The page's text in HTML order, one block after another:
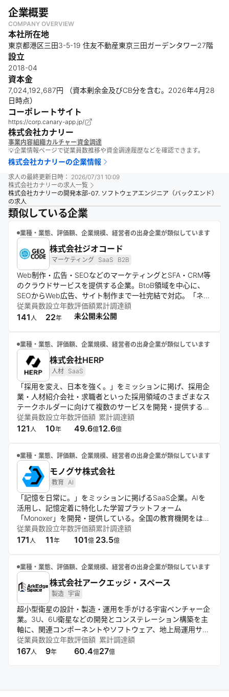
企業概要
COMPANY OVERVIEW
本社所在地
東京都港区三田3-5-19 住友不動産東京三田ガーデンタワー27階
設立
2018-04
資本金
7,024,192,687円 （資本剰余金及びCB分を含む。2026年4月28
日時点）
コーポレートサイト
https://corp.canary-app.jp/
株式会社カナリー
事業内容組織カルチャー資金調達
💡企業情報ページで従業員数推移や資金調達履歴などを確認できます。
株式会社カナリーの企業情報
求人の最終更新日時： 2026/07/31 10:09
株式会社カナリーの求人一覧
株式会社カナリーの開発本部-07. ソフトウェアエンジニア（バックエンド）
の求人
類似している企業
業種・業態、評価額、企業規模、経営者の出身企業が類似しています
株式会社ジオコード
マーケティング SaaS B2B
Web制作・広告・SEOなどのマーケティングとSFA・CRM等
のクラウドサービスを提供する企業。BtoB領域を中心に、
SEOからWeb広告、サイト制作まで一社完結で対応。「ネク
ストSFA」や「ネクストICカード」など自社開発のクラウド
ツールも展開。東京と大阪を拠点に、多くの企業と継続取引
従業員数
141 人
設立年数
22年
評価額
未公開
累計調達額
未公開
業種・業態、評価額、企業規模、経営者の出身企業が類似しています
株式会社HERP
人材 SaaS
「採用を変え、日本を強く。」をミッションに掲げ、採用企
業・人材紹介会社・求職者といった採用領域のさまざまなス
テークホルダーに向けて複数のサービスを開発・提供する
HRTech企業。採用管理システム「HERP Hire」やリファレ
ンスチェックツール「HERP Trust」、人材紹介システム「ジ
従業員数
121 人
設立年数
10年
評価額
49.6億
累計調達額
12.6億
業種・業態、評価額、企業規模、経営者の出身企業が類似しています
モノグサ株式会社
教育 AI
「記憶を日常に。」をミッションに掲げるSaaS企業。AIを
活用し、記憶定着に特化した学習プラットフォーム
「Monoxer」を開発・提供している。全国の教育機関をはじ
め、大手企業へも広く展開しており、記憶を切り口とした個
人のエンパワーメントと記憶データの可視化・活用が強みの
従業員数
171 人
設立年数
11年
評価額
101億
累計調達額
23.5億
業種・業態、評価額、企業規模、経営者の出身企業が類似しています
株式会社アークエッジ・スペース
製造 宇宙
超小型衛星の設計・製造・運用を手がける宇宙ベンチャー企
業。3U、6U衛星などの開発とコンステレーション構築を主
軸に、関連コンポーネントやソフトウェア、地上局運用サー
ビスも提供。研究機関との連携や公的機関のプロジェクトへ
の参画を通じ、宇宙ビジネスの民主化と深宇宙探査の実現を
従業員数
167人
設立年数
9年
評価額
60.4億
累計調達額
27億